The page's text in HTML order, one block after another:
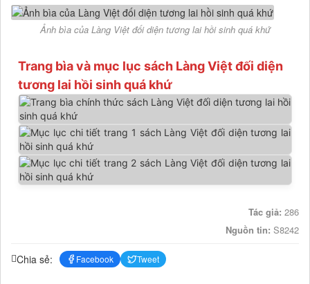
Ảnh bìa của Làng Việt đối diện tương lai hồi sinh quá khứ
Trang bìa và mục lục sách Làng Việt đối diện
tương lai hồi sinh quá khứ
Tác giả: 286
Nguồn tin: S8242
Chia sẻ: Facebook Tweet